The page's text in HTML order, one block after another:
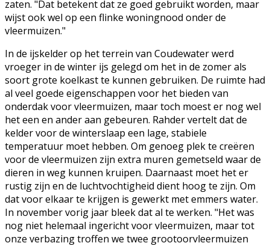
zaten. "Dat betekent dat ze goed gebruikt worden, maar
wijst ook wel op een flinke woningnood onder de
vleermuizen."
In de ijskelder op het terrein van Coudewater werd
vroeger in de winter ijs gelegd om het in de zomer als
soort grote koelkast te kunnen gebruiken. De ruimte had
al veel goede eigenschappen voor het bieden van
onderdak voor vleermuizen, maar toch moest er nog wel
het een en ander aan gebeuren. Rahder vertelt dat de
kelder voor de winterslaap een lage, stabiele
temperatuur moet hebben. Om genoeg plek te creëren
voor de vleermuizen zijn extra muren gemetseld waar de
dieren in weg kunnen kruipen. Daarnaast moet het er
rustig zijn en de luchtvochtigheid dient hoog te zijn. Om
dat voor elkaar te krijgen is gewerkt met emmers water.
In november vorig jaar bleek dat al te werken. "Het was
nog niet helemaal ingericht voor vleermuizen, maar tot
onze verbazing troffen we twee grootoorvleermuizen